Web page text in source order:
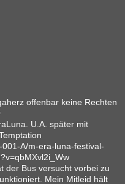
offenbar keine Rechten
U.A. später mit
A/m-era-luna-festival-
der Bus versucht vorbei zu
Mein Mitleid hält